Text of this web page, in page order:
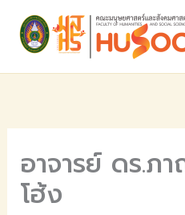
content
อาจารย์ ดร.ภ
โฮ้ง